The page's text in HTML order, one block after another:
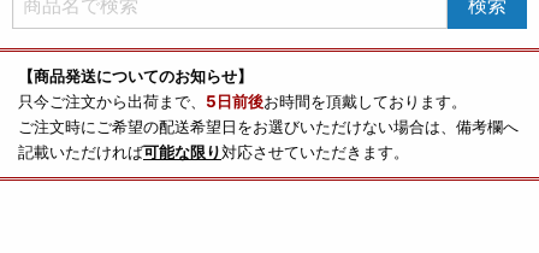
【商品発送についてのお知らせ】
只今ご注文から出荷まで、 5日前後お時間を頂戴しております。
ご注文時にご希望の配送希望日をお選びいただけない場合は、備考欄へ
記載いただければ可能な限り対応させていただきます。